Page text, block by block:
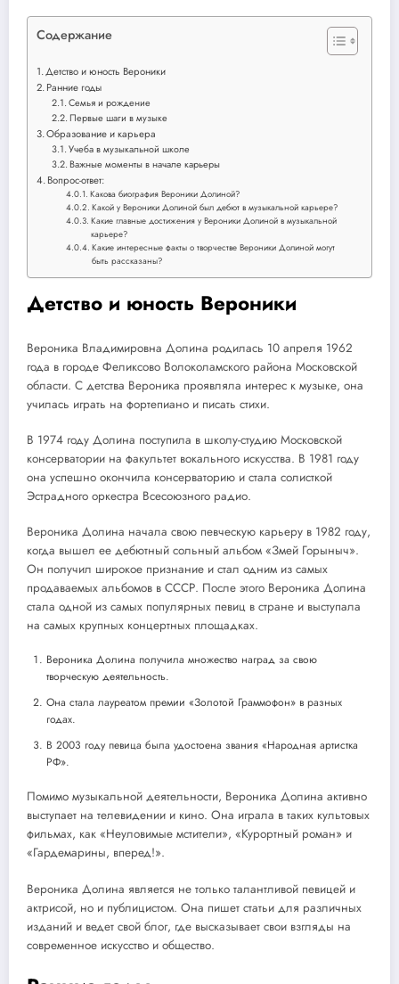
Содержание
Детство и юность Вероники
Ранние годы
Семья и рождение
Первые шаги в музыке
Образование и карьера
Учеба в музыкальной школе
Важные моменты в начале карьеры
Вопрос-ответ:
Какова биография Вероники Долиной?
Какой у Вероники Долиной был дебют в музыкальной карьере?
Какие главные достижения у Вероники Долиной в музыкальной
карьере?
Какие интересные факты о творчестве Вероники Долиной могут
быть рассказаны?
Детство и юность Вероники
Вероника Владимировна Долина родилась 10 апреля 1962
года в городе Феликсово Волоколамского района Московской
области. С детства Вероника проявляла интерес к музыке, она
училась играть на фортепиано и писать стихи.
В 1974 году Долина поступила в школу-студию Московской
консерватории на факультет вокального искусства. В 1981 году
она успешно окончила консерваторию и стала солисткой
Эстрадного оркестра Всесоюзного радио.
Вероника Долина начала свою певческую карьеру в 1982 году,
когда вышел ее дебютный сольный альбом «Змей Горыныч».
Он получил широкое признание и стал одним из самых
продаваемых альбомов в СССР. После этого Вероника Долина
стала одной из самых популярных певиц в стране и выступала
на самых крупных концертных площадках.
Вероника Долина получила множество наград за свою
творческую деятельность.
Она стала лауреатом премии «Золотой Граммофон» в разных
годах.
В 2003 году певица была удостоена звания «Народная артистка
РФ».
Помимо музыкальной деятельности, Вероника Долина активно
выступает на телевидении и кино. Она играла в таких культовых
фильмах, как «Неуловимые мстители», «Курортный роман» и
«Гардемарины, вперед!».
Вероника Долина является не только талантливой певицей и
актрисой, но и публицистом. Она пишет статьи для различных
изданий и ведет свой блог, где высказывает свои взгляды на
современное искусство и общество.